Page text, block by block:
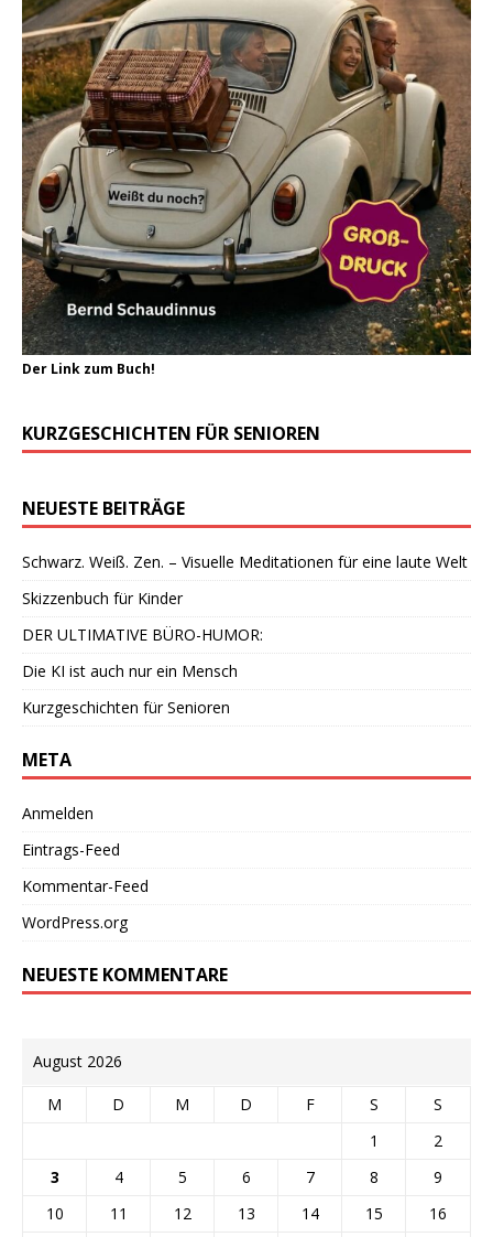
Der Link zum Buch!
KURZGESCHICHTEN FÜR SENIOREN
NEUESTE BEITRÄGE
Schwarz. Weiß. Zen. – Visuelle Meditationen für eine laute Welt
Skizzenbuch für Kinder
DER ULTIMATIVE BÜRO-HUMOR:
Die KI ist auch nur ein Mensch
Kurzgeschichten für Senioren
META
Anmelden
Eintrags-Feed
Kommentar-Feed
WordPress.org
NEUESTE KOMMENTARE
August 2026
M D M D F S
S
1
2
3
4 5 6 7 8
9
10
11 12 13 14 15
16